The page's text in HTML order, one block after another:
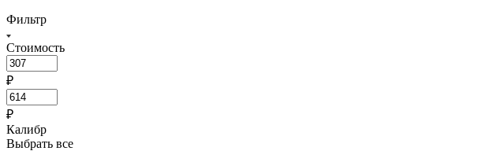
Фильтр
Стоимость
₽
₽
Калибр
Выбрать все